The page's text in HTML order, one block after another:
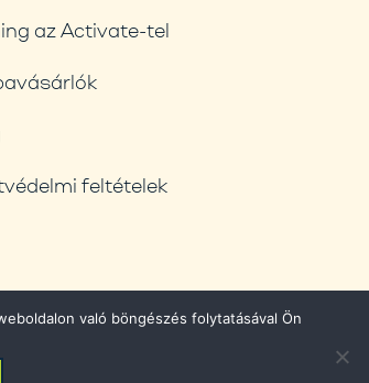
az Activate-tel
feltételek
való böngészés folytatásával Ön